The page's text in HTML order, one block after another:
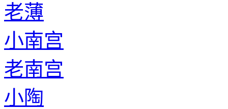
老薄
小南宫
老南宫
小陶